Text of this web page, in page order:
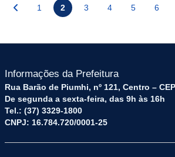
1 2 3 4 5 6
Informações da Prefeitura
Rua Barão de Piumhi, nº 121, Centro –
De segunda a sexta-feira, das 9h às 16h
Tel.: (37) 3329-1800
CNPJ: 16.784.720/0001-25